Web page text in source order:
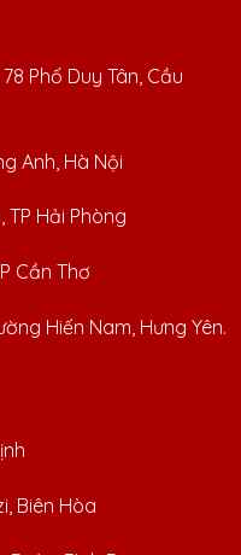
Phố Duy Tân, Cầu
Anh, Hà Nội
Hải Phòng
Cần Thơ
Hiến Nam, Hưng Yên.
Biên Hòa